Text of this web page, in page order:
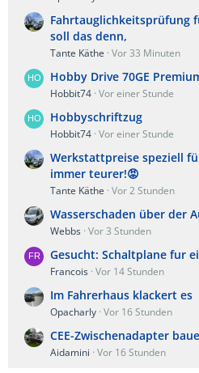
Fahrtauglichkeitsprüfung
soll das denn,
Tante Käthe Vor 33 Minuten
Hobby Drive 70GE
Hobbit74 Vor einer Stunde
Hobbyschriftzug
Hobbit74 Vor einer Stunde
Werkstattpreise speziell
immer teurer!😡
Tante Käthe Vor 2 Stunden
Wasserschaden über der
Webbs Vor 3 Stunden
Gesucht: Schaltplane fur
Francois Vor 14 Stunden
Im Fahrerhaus klackert es
Opacharly Vor 16 Stunden
CEE-Zwischenadapter
Aidamini Vor 16 Stunden